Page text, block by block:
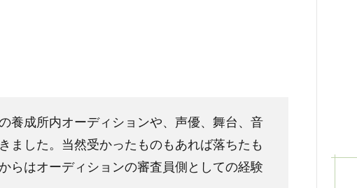
養成所内オーディションや、声優、舞台、音
ました。当然受かったものもあれば落ちたも
らはオーディションの審査員側としての経験